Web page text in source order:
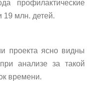
профилактические
млн. детей.
проекта ясно видны
анализе за такой
времени.